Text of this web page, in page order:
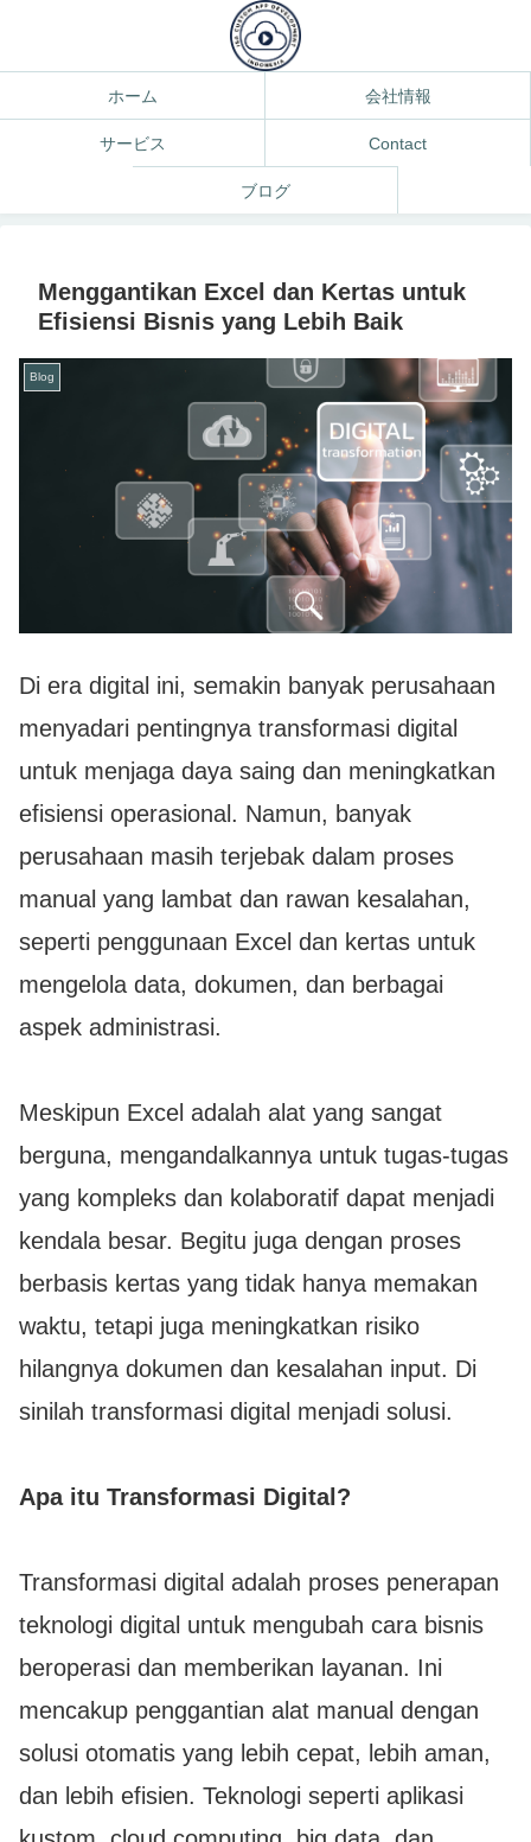
ホーム 会社情報
サービス Contact
ブログ
Menggantikan Excel dan Kertas untuk
Efisiensi Bisnis yang Lebih Baik
Blog
Di era digital ini, semakin banyak perusahaan
menyadari pentingnya transformasi digital
untuk menjaga daya saing dan meningkatkan
efisiensi operasional. Namun, banyak
perusahaan masih terjebak dalam proses
manual yang lambat dan rawan kesalahan,
seperti penggunaan Excel dan kertas untuk
mengelola data, dokumen, dan berbagai
aspek administrasi.
Meskipun Excel adalah alat yang sangat
berguna, mengandalkannya untuk tugas-tugas
yang kompleks dan kolaboratif dapat menjadi
kendala besar. Begitu juga dengan proses
berbasis kertas yang tidak hanya memakan
waktu, tetapi juga meningkatkan risiko
hilangnya dokumen dan kesalahan input. Di
sinilah transformasi digital menjadi solusi.
Apa itu Transformasi Digital?
Transformasi digital adalah proses penerapan
teknologi digital untuk mengubah cara bisnis
beroperasi dan memberikan layanan. Ini
mencakup penggantian alat manual dengan
solusi otomatis yang lebih cepat, lebih aman,
dan lebih efisien. Teknologi seperti aplikasi